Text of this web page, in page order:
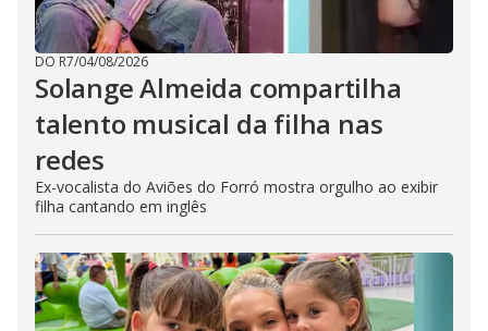
DO R7/04/08/2026
Solange Almeida compartilha
talento musical da filha nas
redes
Ex-vocalista do Aviões do Forró mostra orgulho ao exibir
filha cantando em inglês